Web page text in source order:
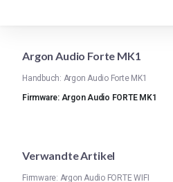
Argon Audio Forte MK1
Handbuch: Argon Audio Forte MK1
Firmware: Argon Audio FORTE MK1
Verwandte Artikel
Firmware: Argon Audio FORTE WIFI